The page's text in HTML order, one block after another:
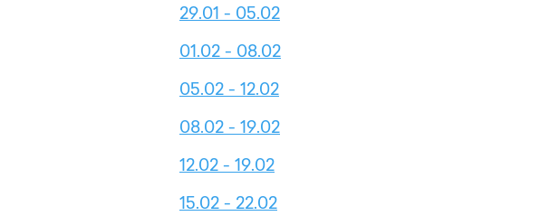
29.01 - 05.02
01.02 - 08.02
05.02 - 12.02
08.02 - 19.02
12.02 - 19.02
15.02 - 22.02